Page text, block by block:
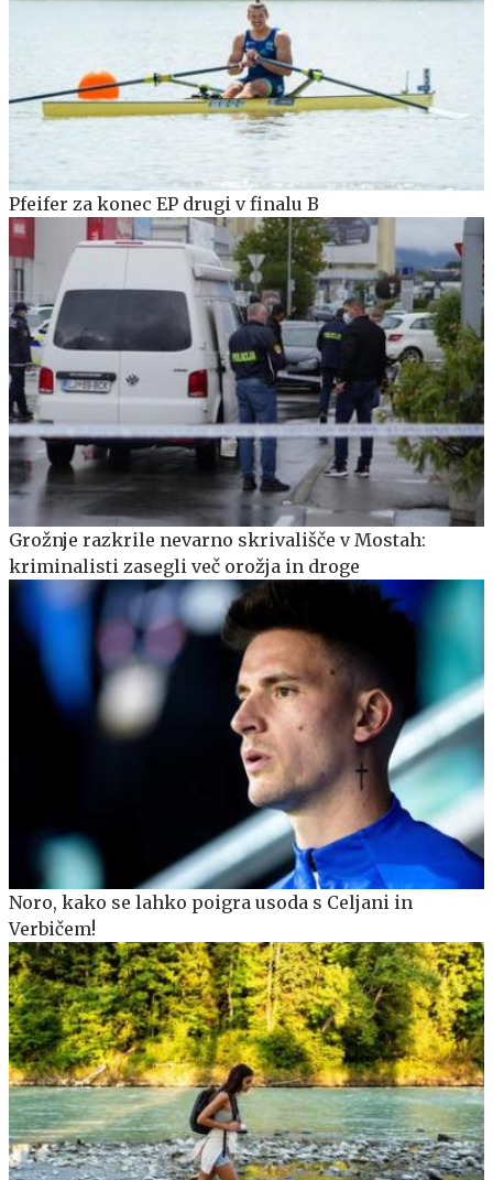
Pfeifer za konec EP drugi v finalu B
Grožnje razkrile nevarno skrivališče v Mostah:
kriminalisti zasegli več orožja in droge
Noro, kako se lahko poigra usoda s Celjani in
Verbičem!